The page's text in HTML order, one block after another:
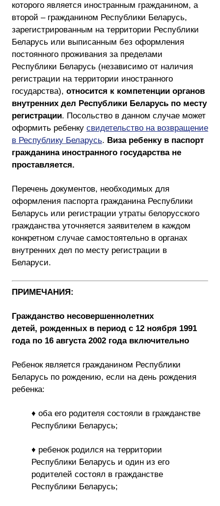
которого является иностранным гражданином, а
второй – гражданином Республики Беларусь,
зарегистрированным на территории Республики
Беларусь или выписанным без оформления
постоянного проживания за пределами
Республики Беларусь (независимо от наличия
регистрации на территории иностранного
государства), относится к компетенции органов
внутренних дел Республики Беларусь по месту
регистрации. Посольство в данном случае может
оформить ребенку свидетельство на возвращение
в Республику Беларусь. Виза ребенку в паспорт
гражданина иностранного государства не
проставляется.
Перечень документов, необходимых для
оформления паспорта гражданина Республики
Беларусь или регистрации утраты белорусского
гражданства уточняется заявителем в каждом
конкретном случае самостоятельно в органах
внутренних дел по месту регистрации в
Беларуси.
ПРИМЕЧАНИЯ:
Гражданство несовершеннолетних
детей, рожденных в период с 12 ноября 1991
года по 16 августа 2002 года включительно
Ребенок является гражданином Республики
Беларусь по рождению, если на день рождения
ребенка:
♦ оба его родителя состояли в гражданстве
Республики Беларусь;
♦ ребенок родился на территории
Республики Беларусь и один из его
родителей состоял в гражданстве
Республики Беларусь;